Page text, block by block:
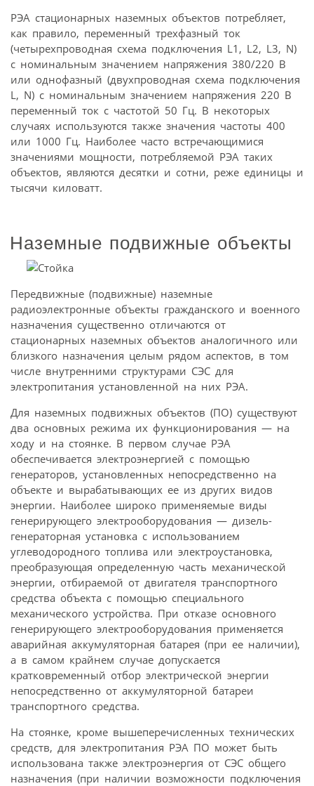
РЭА стационарных наземных объектов потребляет,
как правило, переменный трехфазный ток
(четырехпроводная схема подключения L1, L2, L3, N)
с номинальным значением напряжения 380/220 В
или однофазный (двухпроводная схема подключения
L, N) с номинальным значением напряжения 220 В
переменный ток c частотой 50 Гц. В некоторых
случаях используются также значения частоты 400
или 1000 Гц. Наиболее часто встречающимися
значениями мощности, потребляемой РЭА таких
объектов, являются десятки и сотни, реже единицы и
тысячи киловатт.
Наземные подвижные объекты
Передвижные (подвижные) наземные
радиоэлектронные объекты гражданского и военного
назначения существенно отличаются от
стационарных наземных объектов аналогичного или
близкого назначения целым рядом аспектов, в том
числе внутренними структурами СЭС для
электропитания установленной на них РЭА.
Для наземных подвижных объектов (ПО) существуют
два основных режима их функционирования — на
ходу и на стоянке. В первом случае РЭА
обеспечивается электроэнергией с помощью
генераторов, установленных непосредственно на
объекте и вырабатывающих ее из других видов
энергии. Наиболее широко применяемые виды
генерирующего электрооборудования — дизель-
генераторная установка с использованием
углеводородного топлива или электроустановка,
преобразующая определенную часть механической
энергии, отбираемой от двигателя транспортного
средства объекта с помощью специального
механического устройства. При отказе основного
генерирующего электрооборудования применяется
аварийная аккумуляторная батарея (при ее наличии),
а в самом крайнем случае допускается
кратковременный отбор электрической энергии
непосредственно от аккумуляторной батареи
транспортного средства.
На стоянке, кроме вышеперечисленных технических
средств, для электропитания РЭА ПО может быть
использована также электроэнергия от СЭС общего
назначения (при наличии возможности подключения